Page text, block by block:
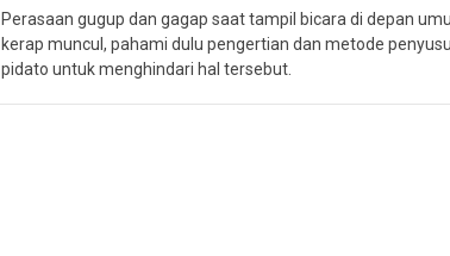
Perasaan gugup dan gagap saat tampil bicara di depan
kerap muncul, pahami dulu pengertian dan metode
pidato untuk menghindari hal tersebut.